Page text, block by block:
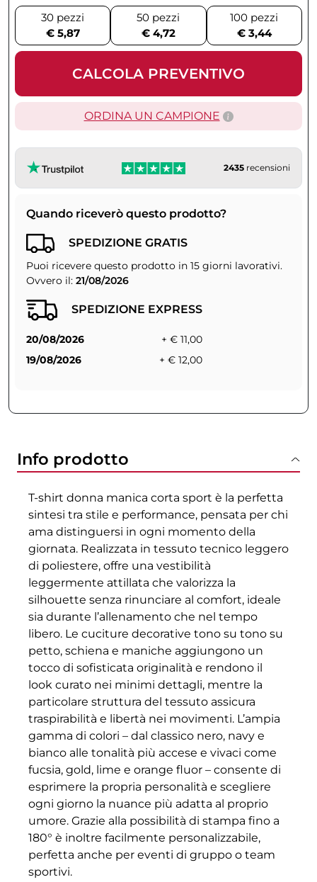
30 pezzi
€ 5,87
50 pezzi
€ 4,72
100 pezzi
€ 3,44
CALCOLA PREVENTIVO
ORDINA UN CAMPIONE
2435 recensioni
Quando riceverò questo prodotto?
SPEDIZIONE GRATIS
Puoi ricevere questo prodotto in 15 giorni lavorativi.
Ovvero il: 21/08/2026
SPEDIZIONE EXPRESS
20/08/2026
+ € 11,00
19/08/2026
+ € 12,00
Info prodotto
T-shirt donna manica corta sport è la perfetta
sintesi tra stile e performance, pensata per chi
ama distinguersi in ogni momento della
giornata. Realizzata in tessuto tecnico leggero
di poliestere, offre una vestibilità
leggermente attillata che valorizza la
silhouette senza rinunciare al comfort, ideale
sia durante l’allenamento che nel tempo
libero. Le cuciture decorative tono su tono su
petto, schiena e maniche aggiungono un
tocco di sofisticata originalità e rendono il
look curato nei minimi dettagli, mentre la
particolare struttura del tessuto assicura
traspirabilità e libertà nei movimenti. L’ampia
gamma di colori – dal classico nero, navy e
bianco alle tonalità più accese e vivaci come
fucsia, gold, lime e orange fluor – consente di
esprimere la propria personalità e scegliere
ogni giorno la nuance più adatta al proprio
umore. Grazie alla possibilità di stampa fino a
180° è inoltre facilmente personalizzabile,
perfetta anche per eventi di gruppo o team
sportivi.